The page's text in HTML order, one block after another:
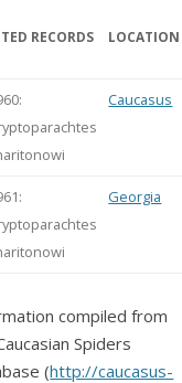
RECORDS LOCATION
Caucasus
Georgia
compiled from
Spiders
(http://caucasus-